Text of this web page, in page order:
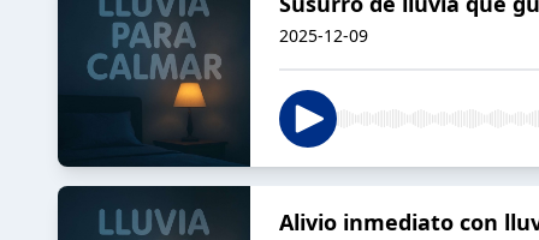
2025-12-09
Alivio inmediato con